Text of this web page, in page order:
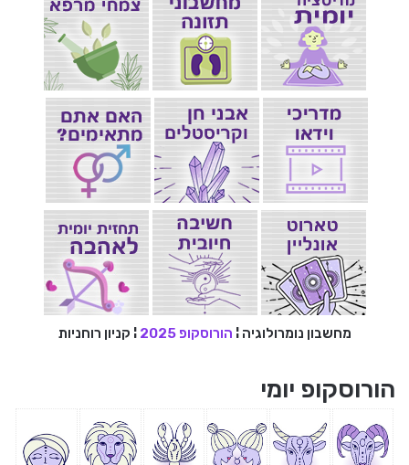
מחשבון נומרולוגיה ¦ הורוסקופ 2025 ¦ קניון רוחניות
הורוסקופ יומי